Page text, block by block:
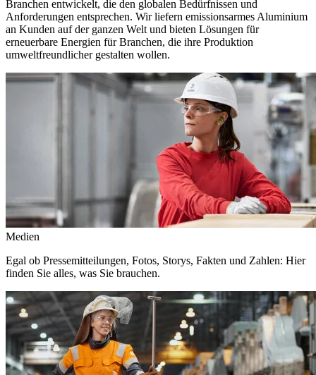
Branchen entwickelt, die den globalen Bedürfnissen und
Anforderungen entsprechen. Wir liefern emissionsarmes Aluminium
an Kunden auf der ganzen Welt und bieten Lösungen für
erneuerbare Energien für Branchen, die ihre Produktion
umweltfreundlicher gestalten wollen.
Medien
Egal ob Pressemitteilungen, Fotos, Storys, Fakten und Zahlen: Hier
finden Sie alles, was Sie brauchen.